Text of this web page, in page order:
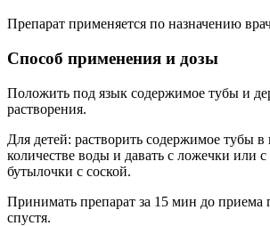
Препарат применяется по назначению
Способ применения и дозы
Положить под язык содержимое тубы и
растворения.
Для детей: растворить содержимое тубы
количестве воды и давать с ложечки или
бутылочки с соской.
Принимать препарат за 15 мин до
спустя.